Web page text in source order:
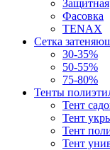
Защитная
Фасовка
TENAX
Сетка
30-35%
50-55%
75-80%
Тенты
Тент
Тент
Тент
Тент